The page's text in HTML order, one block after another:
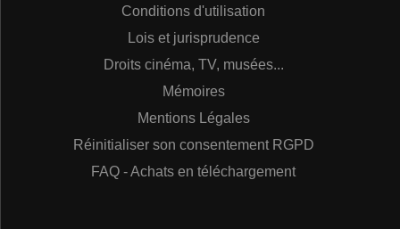
Conditions d'utilisation
Lois et jurisprudence
Droits cinéma, TV, musées...
Mémoires
Mentions Légales
Réinitialiser son consentement RGPD
FAQ - Achats en téléchargement